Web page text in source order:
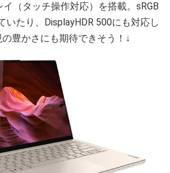
（タッチ操作対応）を搭載。sRGB
いたり、DisplayHDR 500にも対応し
豊かさにも期待できそう！↓